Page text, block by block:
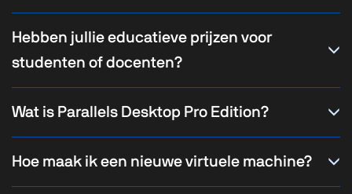
Hebben jullie educatieve prijzen voor
studenten of docenten?
Wat is Parallels Desktop Pro Edition?
Hoe maak ik een nieuwe virtuele machine?